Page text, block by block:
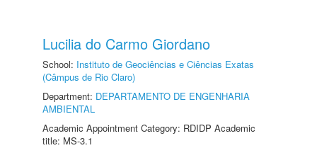
Lucilia do Carmo Giordano
School: Instituto de Geociências e Ciências Exatas
(Câmpus de Rio Claro)
Department: DEPARTAMENTO DE ENGENHARIA
AMBIENTAL
Academic Appointment Category: RDIDP Academic
title: MS-3.1